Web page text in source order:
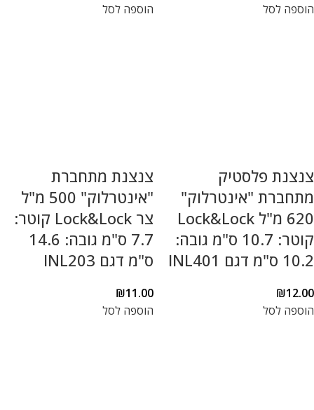
הוספה לסל הוספה לסל
צנצנת פלסטיק
מתחברת "אינטרלוק"
620 מ"ל Lock&Lock
קוטר: 10.7 ס"מ גובה:
10.2 ס"מ דגם INL401
₪12.00
הוספה לסל
צנצנת מתחברת
"אינטרלוק" 500 מ"ל
צר Lock&Lock קוטר:
7.7 ס"מ גובה: 14.6
ס"מ דגם INL203
₪11.00
הוספה לסל